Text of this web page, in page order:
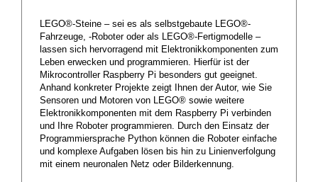
LEGO®-Steine – sei es als selbstgebaute LEGO®-
Fahrzeuge, -Roboter oder als LEGO®-Fertigmodelle –
lassen sich hervorragend mit Elektronikkomponenten zum
Leben erwecken und programmieren. Hierfür ist der
Mikrocontroller Raspberry Pi besonders gut geeignet.
Anhand konkreter Projekte zeigt Ihnen der Autor, wie Sie
Sensoren und Motoren von LEGO® sowie weitere
Elektronikkomponenten mit dem Raspberry Pi verbinden
und Ihre Roboter programmieren. Durch den Einsatz der
Programmiersprache Python können die Roboter einfache
und komplexe Aufgaben lösen bis hin zu Linienverfolgung
mit einem neuronalen Netz oder Bilderkennung.